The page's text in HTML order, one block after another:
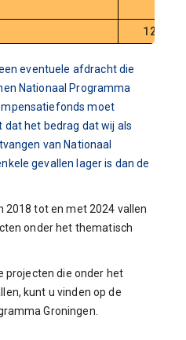
12,7
eventuele afdracht die
Nationaal Programma
moet
dat het bedrag dat wij als
van Nationaal
gevallen lager is dan de
2018 tot en met 2024 vallen
onder het thematisch
projecten die onder het
kunt u vinden op de
Groningen.